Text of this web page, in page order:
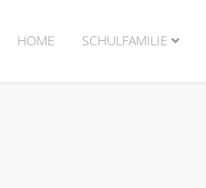
HOME SCHULFAMILIE